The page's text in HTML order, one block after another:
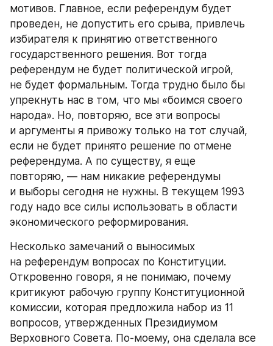
мотивов. Главное, если референдум будет
проведен, не допустить его срыва, привлечь
избирателя к принятию ответственного
государственного решения. Вот тогда
референдум не будет политической игрой,
не будет формальным. Тогда трудно было бы
упрекнуть нас в том, что мы «боимся своего
народа». Но, повторяю, все эти вопросы
и аргументы я привожу только на тот случай,
если не будет принято решение по отмене
референдума. А по существу, я еще
повторяю, — нам никакие референдумы
и выборы сегодня не нужны. В текущем 1993
году надо все силы использовать в области
экономического реформирования.
Несколько замечаний о выносимых
на референдум вопросах по Конституции.
Откровенно говоря, я не понимаю, почему
критикуют рабочую группу Конституционной
комиссии, которая предложила набор из 11
вопросов, утвержденных Президиумом
Верховного Совета. По-моему, она сделала все